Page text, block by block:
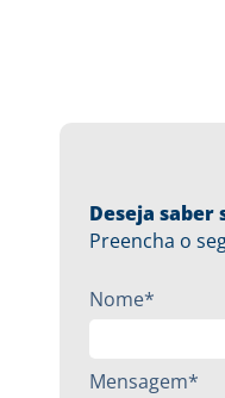
Deseja
Preencha o
Nome*
Mensagem*